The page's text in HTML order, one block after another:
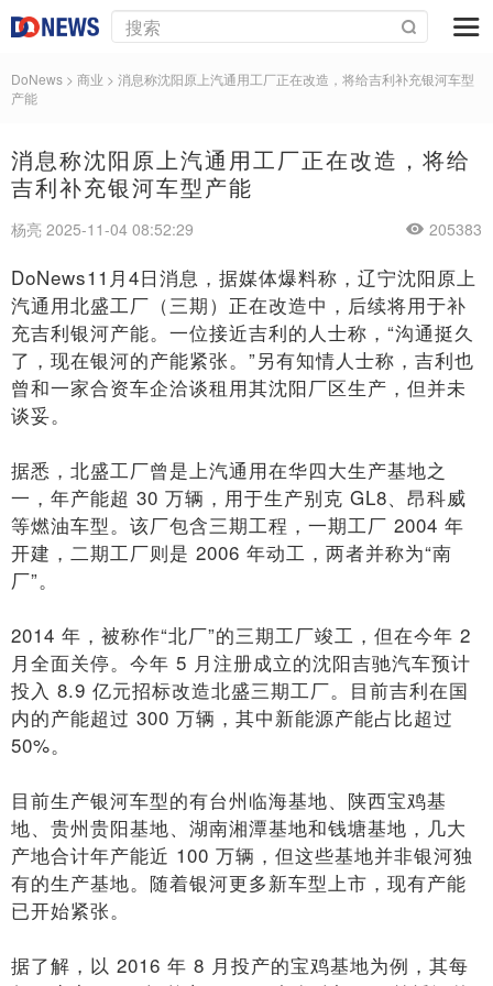
DoNews > 商业 > 消息称沈阳原上汽通用工厂正在改造，将给吉利补充银河车型
产能
消息称沈阳原上汽通用工厂正在改造，将给
吉利补充银河车型产能
杨亮 2025-11-04 08:52:29 205383
DoNews11月4日消息，据媒体爆料称，辽宁沈阳原上
汽通用北盛工厂（三期）正在改造中，后续将用于补
充吉利银河产能。一位接近吉利的人士称，“沟通挺久
了，现在银河的产能紧张。”另有知情人士称，吉利也
曾和一家合资车企洽谈租用其沈阳厂区生产，但并未
谈妥。
据悉，北盛工厂曾是上汽通用在华四大生产基地之
一，年产能超 30 万辆，用于生产别克 GL8、昂科威
等燃油车型。该厂包含三期工程，一期工厂 2004 年
开建，二期工厂则是 2006 年动工，两者并称为“南
厂”。
2014 年，被称作“北厂”的三期工厂竣工，但在今年 2
月全面关停。今年 5 月注册成立的沈阳吉驰汽车预计
投入 8.9 亿元招标改造北盛三期工厂。目前吉利在国
内的产能超过 300 万辆，其中新能源产能占比超过
50%。
目前生产银河车型的有台州临海基地、陕西宝鸡基
地、贵州贵阳基地、湖南湘潭基地和钱塘基地，几大
产地合计年产能近 100 万辆，但这些基地并非银河独
有的生产基地。随着银河更多新车型上市，现有产能
已开始紧张。
据了解，以 2016 年 8 月投产的宝鸡基地为例，其每